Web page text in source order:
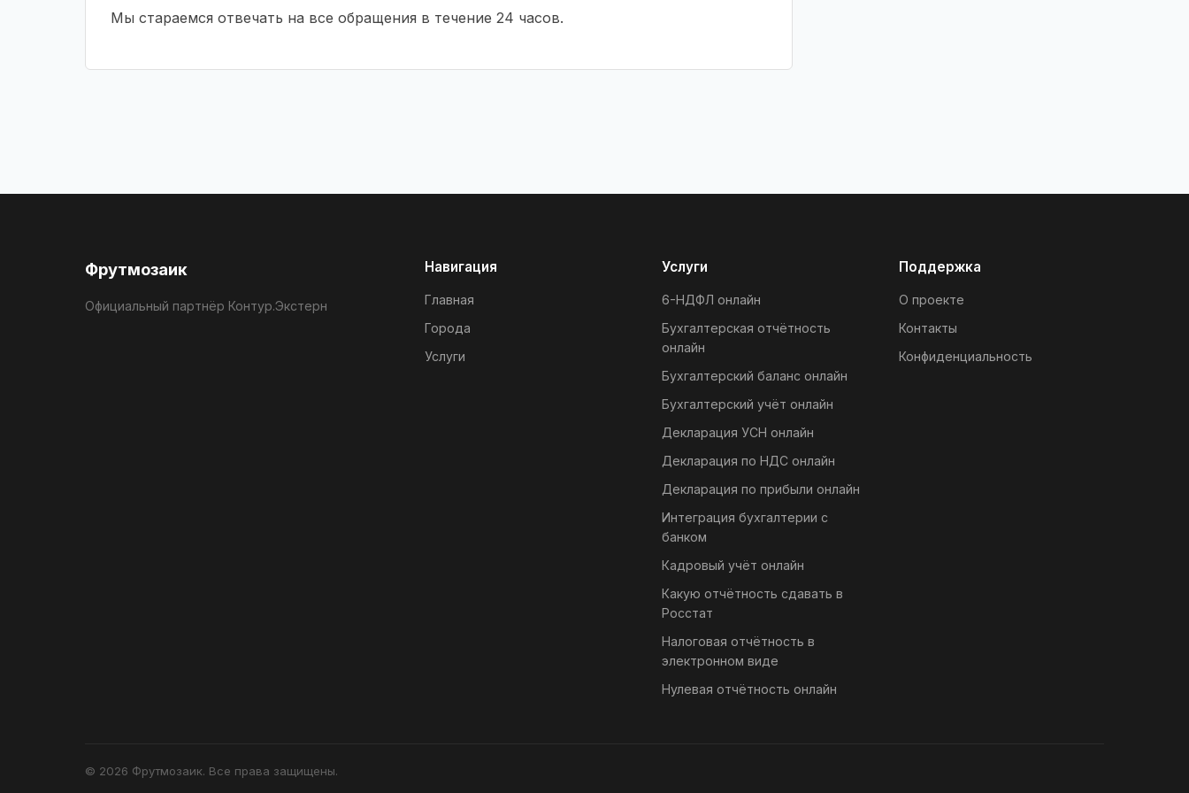
Мы стараемся отвечать на все обращения в течение 24 часов.
Фрутмозаик
Официальный партнёр Контур.Экстерн
Навигация
Главная
Города
Услуги
Услуги
6-НДФЛ онлайн
Бухгалтерская отчётность
онлайн
Бухгалтерский баланс онлайн
Бухгалтерский учёт онлайн
Декларация УСН онлайн
Декларация по НДС онлайн
Декларация по прибыли онлайн
Интеграция бухгалтерии с
банком
Кадровый учёт онлайн
Какую отчётность сдавать в
Росстат
Налоговая отчётность в
электронном виде
Нулевая отчётность онлайн
Поддержка
О проекте
Контакты
Конфиденциальность
© 2026 Фрутмозаик. Все права защищены.